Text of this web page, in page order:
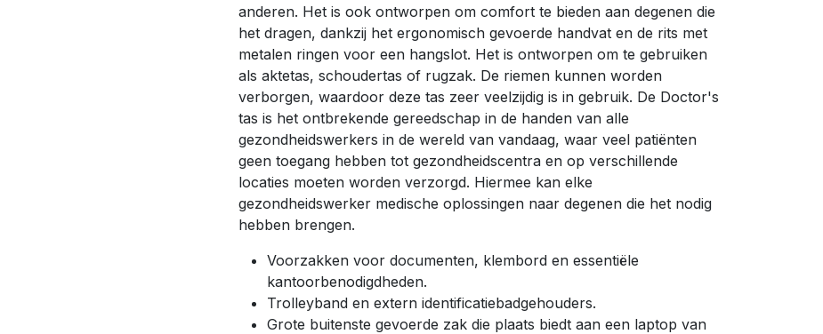
anderen. Het is ook ontworpen om comfort te bieden aan degenen die
het dragen, dankzij het ergonomisch gevoerde handvat en de rits met
metalen ringen voor een hangslot. Het is ontworpen om te gebruiken
als aktetas, schoudertas of rugzak. De riemen kunnen worden
verborgen, waardoor deze tas zeer veelzijdig is in gebruik. De Doctor's
tas is het ontbrekende gereedschap in de handen van alle
gezondheidswerkers in de wereld van vandaag, waar veel patiënten
geen toegang hebben tot gezondheidscentra en op verschillende
locaties moeten worden verzorgd. Hiermee kan elke
gezondheidswerker medische oplossingen naar degenen die het nodig
hebben brengen.
Voorzakken voor documenten, klembord en essentiële
kantoorbenodigdheden.
Trolleyband en extern identificatiebadgehouders.
Grote buitenste gevoerde zak die plaats biedt aan een laptop van